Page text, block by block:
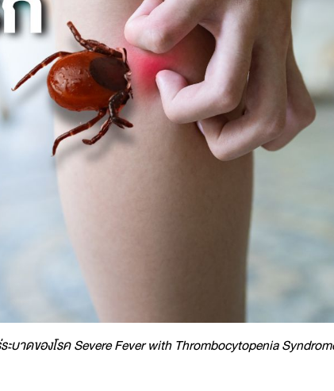
บาดของโรค Severe Fever with Thrombocytopenia